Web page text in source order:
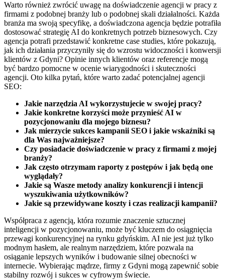
Warto również zwrócić uwagę na doświadczenie agencji w pracy z
firmami z podobnej branży lub o podobnej skali działalności. Każda
branża ma swoją specyfikę, a doświadczona agencja będzie potrafiła
dostosować strategię AI do konkretnych potrzeb biznesowych. Czy
agencja potrafi przedstawić konkretne case studies, które pokazują,
jak ich działania przyczyniły się do wzrostu widoczności i konwersji
klientów z Gdyni? Opinie innych klientów oraz referencje mogą
być bardzo pomocne w ocenie wiarygodności i skuteczności
agencji. Oto kilka pytań, które warto zadać potencjalnej agencji
SEO:
Jakie narzędzia AI wykorzystujecie w swojej pracy?
Jakie konkretne korzyści może przynieść AI w
pozycjonowaniu dla mojego biznesu?
Jak mierzycie sukces kampanii SEO i jakie wskaźniki są
dla Was najważniejsze?
Czy posiadacie doświadczenie w pracy z firmami z mojej
branży?
Jak często otrzymam raporty z postępów i jak będą one
wyglądały?
Jakie są Wasze metody analizy konkurencji i intencji
wyszukiwania użytkowników?
Jakie są przewidywane koszty i czas realizacji kampanii?
Współpraca z agencją, która rozumie znaczenie sztucznej
inteligencji w pozycjonowaniu, może być kluczem do osiągnięcia
przewagi konkurencyjnej na rynku gdyńskim. AI nie jest już tylko
modnym hasłem, ale realnym narzędziem, które pozwala na
osiąganie lepszych wyników i budowanie silnej obecności w
internecie. Wybierając mądrze, firmy z Gdyni mogą zapewnić sobie
stabilny rozwój i sukces w cyfrowym świecie.